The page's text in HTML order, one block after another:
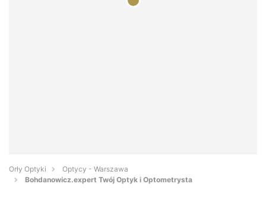
Orły Optyki
Optycy - Warszawa
Bohdanowicz.expert Twój Optyk i Optometrysta